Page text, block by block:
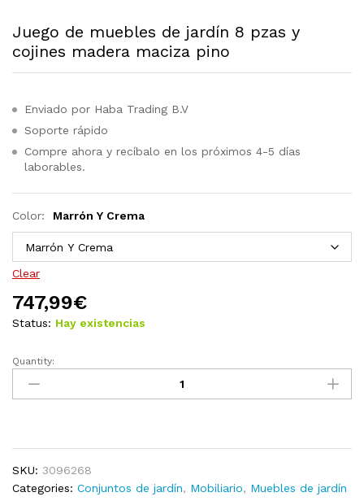
Juego de muebles de jardín 8 pzas y
cojines madera maciza pino
Enviado por Haba Trading B.V
Soporte rápido
Compre ahora y recíbalo en los próximos 4-5 días
laborables.
Color: Marrón Y Crema
Clear
747,99€
Status: Hay existencias
Juego
muebles
pzas
y
Quantity:
SKU: 3096268
Categories: Conjuntos de jardín, Mobiliario, Muebles de jardín